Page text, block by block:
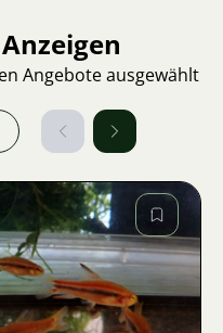
Angebote ausgewählt